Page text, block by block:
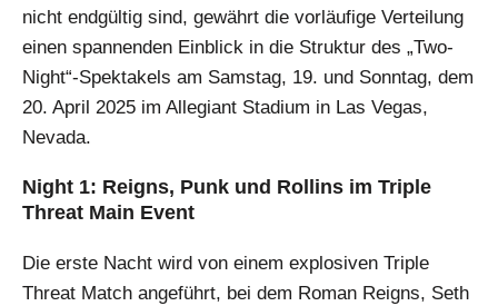
nicht endgültig sind, gewährt die vorläufige Verteilung
einen spannenden Einblick in die Struktur des „Two-
Night“-Spektakels am Samstag, 19. und Sonntag, dem
20. April 2025 im Allegiant Stadium in Las Vegas,
Nevada.
Night 1: Reigns, Punk und Rollins im Triple
Threat Main Event
Die erste Nacht wird von einem explosiven Triple
Threat Match angeführt, bei dem Roman Reigns, Seth